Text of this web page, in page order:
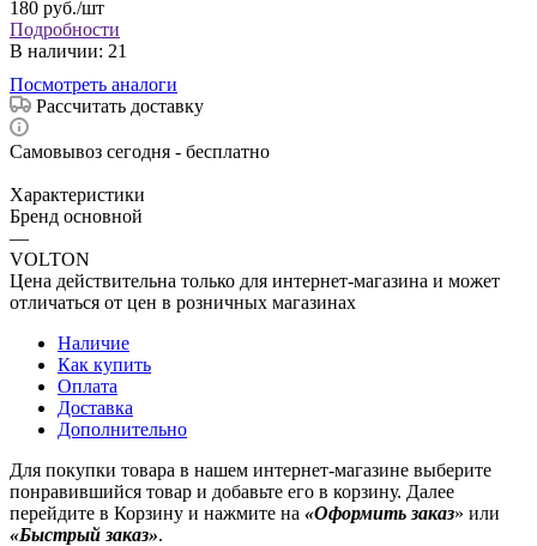
180 руб./шт
Подробности
В наличии: 21
Посмотреть аналоги
Рассчитать доставку
Самовывоз сегодня - бесплатно
Характеристики
Бренд основной
—
VOLTON
Цена действительна только для интернет-магазина и может
отличаться от цен в розничных магазинах
Наличие
Как купить
Оплата
Доставка
Дополнительно
Для покупки товара в нашем интернет-магазине выберите
понравившийся товар и добавьте его в корзину. Далее
перейдите в Корзину и нажмите на «Оформить заказ» или
«Быстрый заказ».